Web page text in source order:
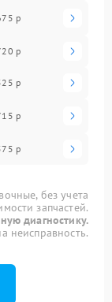
р
р
р
р
р
без учета
запчастей.
диагностику.
неисправность.